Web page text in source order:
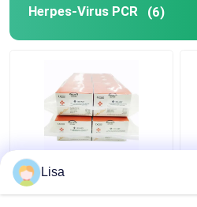
Herpes-Virus PCR (6)
Epstein Barr Virus EBV
Realzeit-PCR-
Lisa